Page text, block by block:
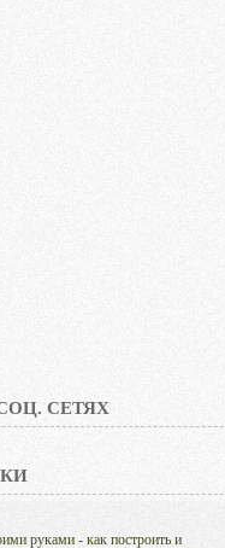
СЕТЯХ
руками - как построить и